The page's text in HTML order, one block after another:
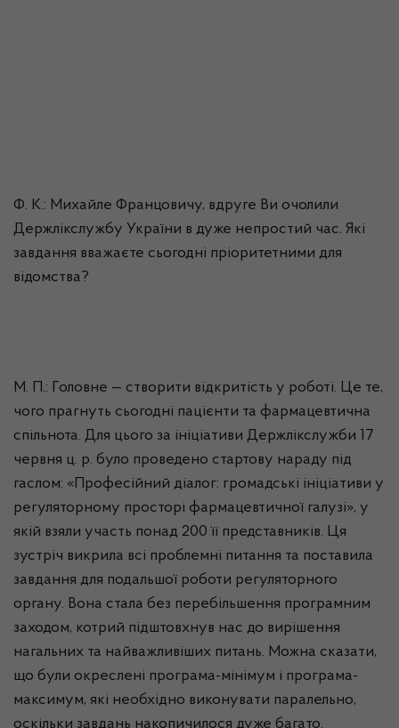
Ф. К.: Михайле Францовичу, вдруге Ви очолили
Держлікслужбу України в дуже непростий час. Які
завдання вважаєте сьогодні пріоритетними для
відомства?
М. П.: Головне — створити відкритість у роботі. Це те,
чого прагнуть сьогодні пацієнти та фармацевтична
спільнота. Для цього за ініціативи Держлікслужби 17
червня ц. р. було проведено стартову нараду під
гаслом: «Професійний діалог: громадські ініціативи у
регуляторному просторі фармацевтичної галузі», у
якій взяли участь понад 200 її представників. Ця
зустріч викрила всі проблемні питання та поставила
завдання для подальшої роботи регуляторного
органу. Вона стала без перебільшення програмним
заходом, котрий підштовхнув нас до вирішення
нагальних та найважливіших питань. Можна сказати,
що були окреслені програма-мінімум і програма-
максимум, які необхідно виконувати паралельно,
оскільки завдань накопичилося дуже багато.